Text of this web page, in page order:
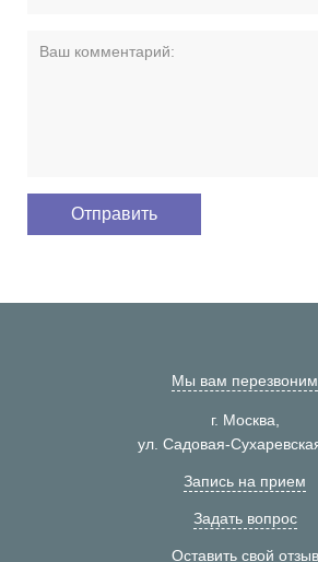
Мы вам перезвоним
г. Москва,
ул. Садовая-
Запись на прием
Задать вопрос
Оставить свой отзыв